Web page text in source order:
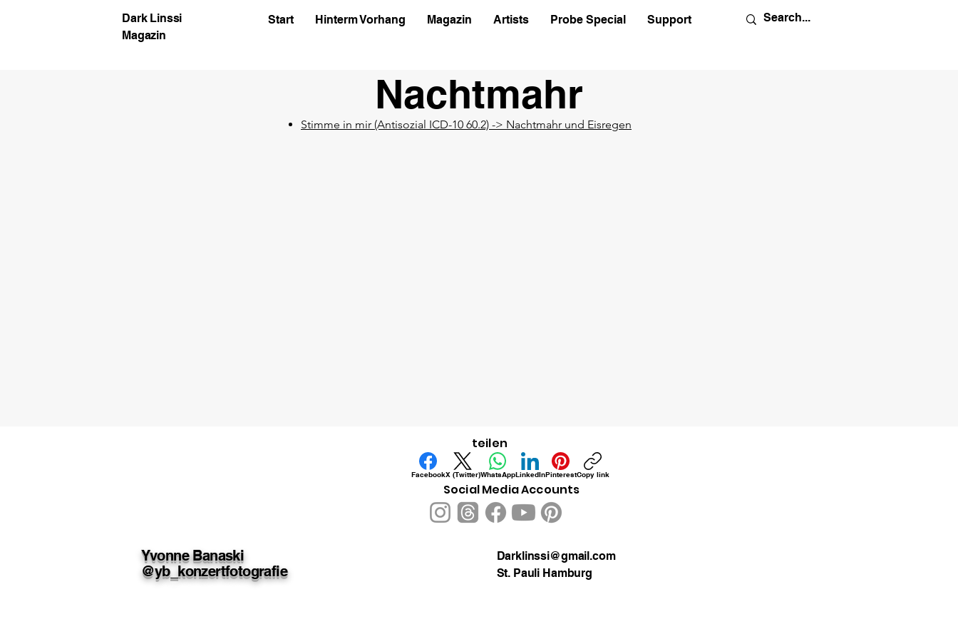
Dark Linssi
Magazin
Start Hinterm Vorhang Magazin Artists Probe Special Support
Nachtmahr
Stimme in mir (Antisozial ICD-10 60.2) -> Nachtmahr und Eisregen
teilen
FacebookX (Twitter)WhatsAppLinkedInPinterestCopy link
Social Media Accounts
Yvonne Banaski
@yb_konzertfotografie
Darklinssi@gmail.com
St. Pauli Hamburg